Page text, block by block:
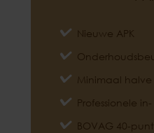
Nieuwe APK
Minimaal
Professionele
BOVAG 40-